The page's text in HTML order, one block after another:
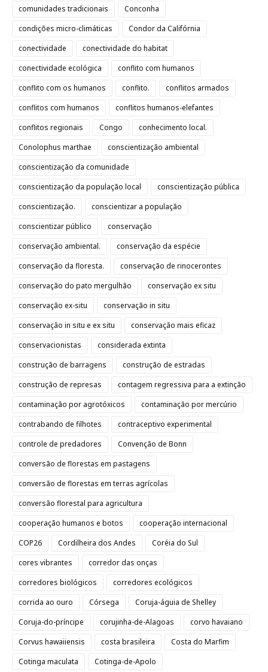
comunidades tradicionais
Conconha
condições micro-climáticas
Condor da Califórnia
conectividade
conectividade do habitat
conectividade ecológica
conflito com humanos
conflito com os humanos
conflito.
conflitos armados
conflitos com humanos
conflitos humanos-elefantes
conflitos regionais
Congo
conhecimento local.
Conolophus marthae
conscientização ambiental
conscientização da comunidade
conscientização da população local
conscientização pública
conscientização.
conscientizar a população
conscientizar público
conservação
conservação ambiental.
conservação da espécie
conservação da floresta.
conservação de rinocerontes
conservação do pato mergulhão
conservação ex situ
conservação ex-situ
conservação in situ
conservação in situ e ex situ
conservação mais eficaz
conservacionistas
considerada extinta
construção de barragens
construção de estradas
construção de represas
contagem regressiva para a extinção
contaminação por agrotóxicos
contaminação por mercúrio
contrabando de filhotes
contraceptivo experimental
controle de predadores
Convenção de Bonn
conversão de florestas em pastagens
conversão de florestas em terras agrícolas
conversão florestal para agricultura
cooperação humanos e botos
cooperação internacional
COP26
Cordilheira dos Andes
Coréia do Sul
cores vibrantes
corredor das onças
corredores biológicos
corredores ecológicos
corrida ao ouro
Córsega
Coruja-águia de Shelley
Coruja-do-príncipe
corujinha-de-Alagoas
corvo havaiano
Corvus hawaiiensis
costa brasileira
Costa do Marfim
Cotinga maculata
Cotinga-de-Apolo